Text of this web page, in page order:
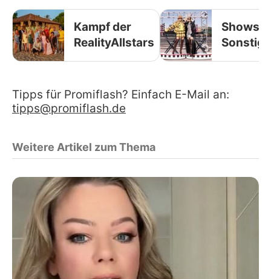
Kampf der
RealityAllstars
Shows &
Sonstige
Tipps für Promiflash? Einfach E-Mail an:
tipps@promiflash.de
Weitere Artikel zum Thema